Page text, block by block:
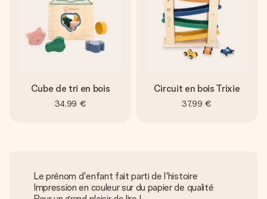
Cube de tri en bois
34,99 €
Circuit en bois Trixie
37,99 €
Le prénom d'enfant fait parti de l'histoire
Impression en couleur sur du papier de qualité